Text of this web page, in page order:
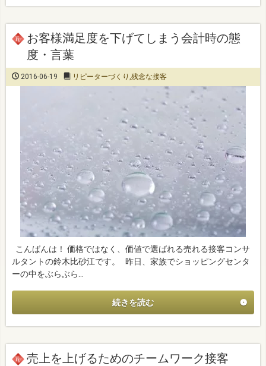
お客様満足度を下げてしまう会計時の態
度・言葉
2016-06-19 リピーターづくり ,残念な接客
こんばんは！ 価格ではなく、価値で選ばれる売れる接客コンサ
ルタントの鈴木比砂江です。 昨日、家族でショッピングセンタ
ーの中をぶらぶら…
続きを読む
売上を上げるためのチームワーク接客